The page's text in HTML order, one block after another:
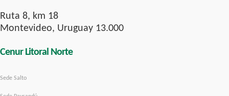
Ruta 8, km 18
Montevideo, Uruguay 13.000
Cenur Litoral Norte
Sede Salto